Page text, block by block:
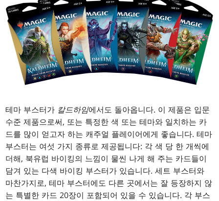
테마 부스터가 칼드하임에서도 돌아옵니다. 이 제품은 입문
수준 제품으로써, 또는 특정한 색 또는 테마와 일치하는 카
드를 많이 얻고자 하는 캐주얼 플레이어에게 좋습니다. 테마
부스터는 여섯 가지 종류로 제공됩니다: 각 색 당 한 개씩에
더해, 북유럽 바이킹의 느낌이 물씬 나게 해 주는 카드들이
담겨 있는 다색 바이킹 부스터가 있습니다. 세트 부스터와
마찬가지로, 테마 부스터에도 다른 곳에서는 잘 등장하지 않
는 특별한 카드 20장이 포함되어 있을 수 있습니다. 각 부스